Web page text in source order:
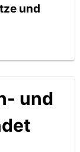
und
und